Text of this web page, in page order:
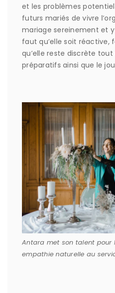
et les problèmes
futurs mariés de vivre
mariage sereinement et y
faut qu’elle soit réactive,
qu’elle reste discrète tout
préparatifs ainsi que le
Antara met son talent pour
empathie naturelle au